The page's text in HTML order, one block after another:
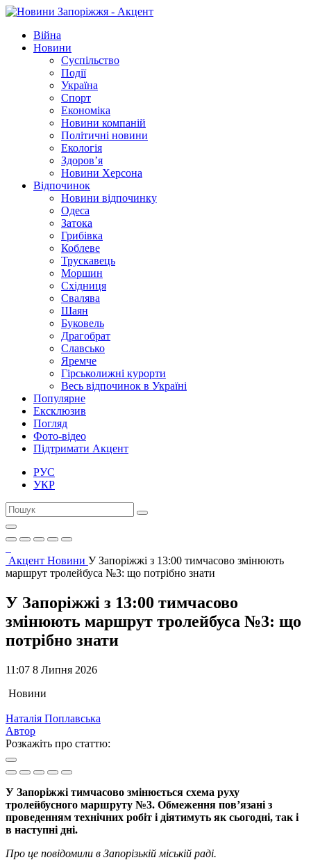
Війна
Новини
Суспільство
Події
Україна
Спорт
Економіка
Новини компаній
Політичні новини
Екологія
Здоров’я
Новини Херсона
Відпочинок
Новини відпочинку
Одеса
Затока
Грибівка
Коблеве
Трускавець
Моршин
Східниця
Свалява
Шаян
Буковель
Драгобрат
Славсько
Яремче
Гірськолижні курорти
Весь відпочинок в Україні
Популярне
Ексклюзив
Погляд
Фото-відео
Підтримати Акцент
РУС
УКР
Акцент Новини У Запоріжжі з 13:00 тимчасово змінюють
маршрут тролейбуса №3: що потрібно знати
У Запоріжжі з 13:00 тимчасово
змінюють маршрут тролейбуса №3: що
потрібно знати
11:07 8 Липня 2026
Новини
Наталія Поплавська
Автор
Розкажіть про статтю:
У Запоріжжі тимчасово змінюється схема руху
тролейбусного маршруту №3. Обмеження пов’язані з
проведенням технічних робіт і діятимуть як сьогодні, так і
в наступні дні.
Про це повідомили в Запорізькій міській раді.